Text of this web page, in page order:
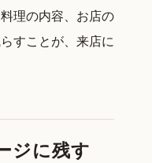
理の内容、お店の
すことが、来店に
ジに残す